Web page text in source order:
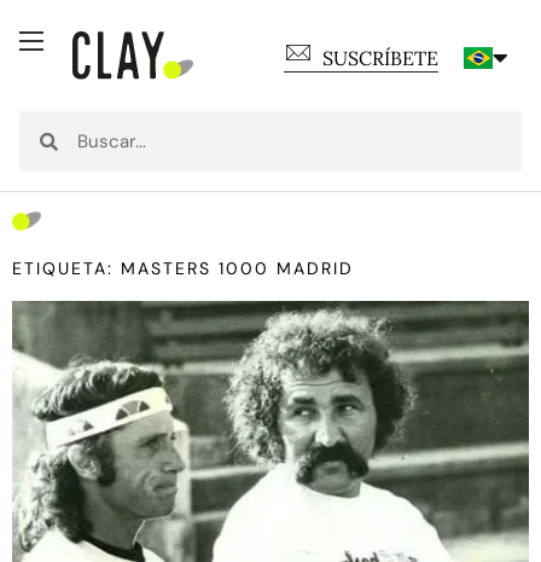
SUSCRÍBETE
ETIQUETA: MASTERS 1000 MADRID